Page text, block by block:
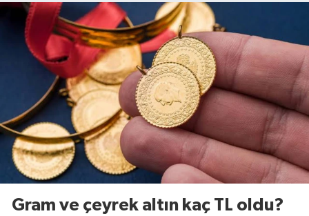
Gram ve çeyrek altın kaç TL oldu?